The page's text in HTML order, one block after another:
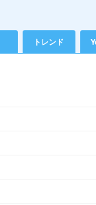
トレンド